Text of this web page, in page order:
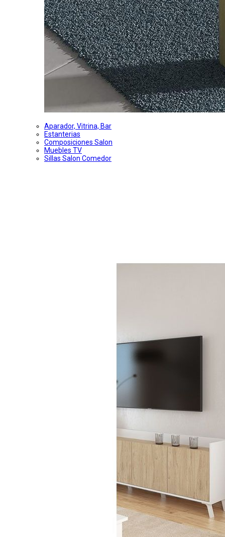
Aparador, Vitrina, Bar
Estanterias
Composiciones Salon
Muebles TV
Sillas Salon Comedor